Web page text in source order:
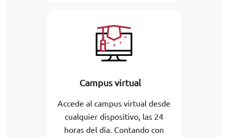
Campus virtual
Accede al campus virtual desde
cualquier dispositivo, las 24
horas del día. Contando con